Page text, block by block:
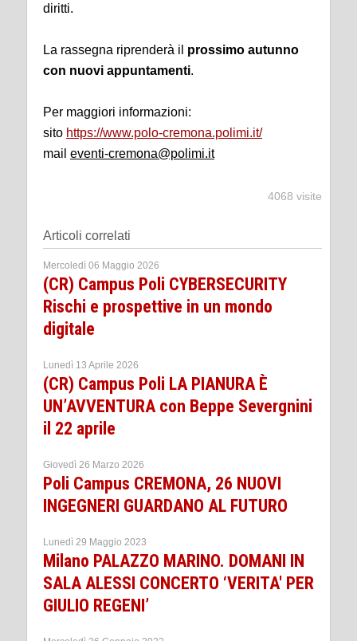
diritti.
La rassegna riprenderà il prossimo autunno
con nuovi appuntamenti.
Per maggiori informazioni:
sito https://www.polo-cremona.polimi.it/
mail eventi-cremona@polimi.it
4068 visite
Articoli correlati
Mercoledì 06 Maggio 2026
(CR) Campus Poli CYBERSECURITY
Rischi e prospettive in un mondo
digitale
Lunedì 13 Aprile 2026
(CR) Campus Poli LA PIANURA È
UN’AVVENTURA con Beppe Severgnini
il 22 aprile
Giovedì 26 Marzo 2026
Poli Campus CREMONA, 26 NUOVI
INGEGNERI GUARDANO AL FUTURO
Lunedì 29 Maggio 2023
Milano PALAZZO MARINO. DOMANI IN
SALA ALESSI CONCERTO ‘VERITA' PER
GIULIO REGENI’